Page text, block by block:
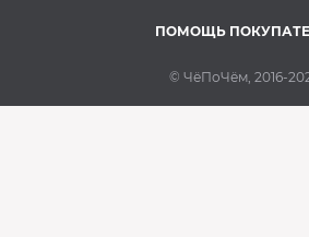
ПОМОЩЬ
© ЧёПоЧём, 2016-